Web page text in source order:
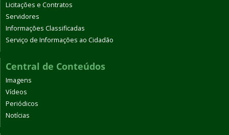
Licitações e Contratos
Servidores
Informações Classificadas
Serviço de Informações ao Cidadão
Central de Conteúdos
Imagens
Vídeos
Periódicos
Notícias